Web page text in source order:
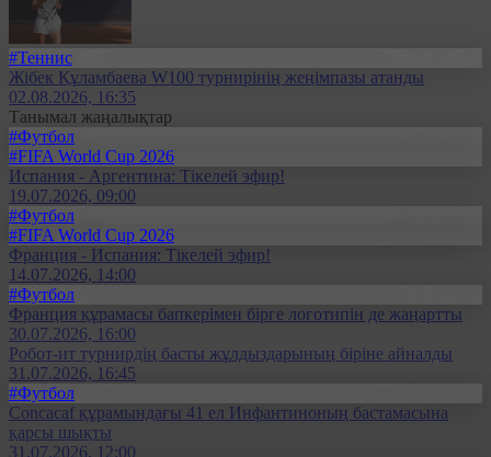
#Теннис
Жібек Құламбаева W100 турнирінің жеңімпазы атанды
02.08.2026, 16:35
Танымал жаңалықтар
#Футбол
#FIFA World Cup 2026
Испания - Аргентина: Тікелей эфир!
19.07.2026, 09:00
#Футбол
#FIFA World Cup 2026
Франция - Испания: Тікелей эфир!
14.07.2026, 14:00
#Футбол
Франция құрамасы бапкерімен бірге логотипін де жаңартты
30.07.2026, 16:00
Робот-ит турнирдің басты жұлдыздарының біріне айналды
31.07.2026, 16:45
#Футбол
Concacaf құрамындағы 41 ел Инфантиноның бастамасына
қарсы шықты
31.07.2026, 12:00